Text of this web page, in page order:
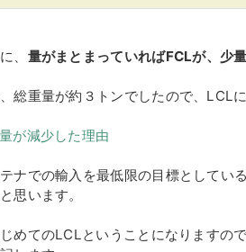
、 量がまとまっていればFCLが、少
総重量が約３トンでしたので、LCLに
が減少した理由
ナでの輸入を最低限の目標としてい
思います。
めてのLCLということになりますの